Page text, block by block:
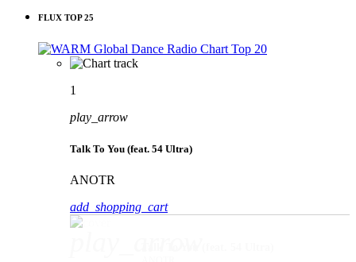
FLUX TOP 25
1
play_arrow
Talk To You (feat. 54 Ultra)
ANOTR
add_shopping_cart